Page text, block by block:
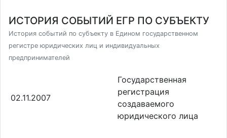
ИСТОРИЯ СОБЫТИЙ ЕГР ПО СУБЪЕКТУ
История событий по субъекту в Едином государственном
регистре юридических лиц и индивидуальных
предпринимателей
02.11.2007
Государственная
регистрация
создаваемого
юридического лица